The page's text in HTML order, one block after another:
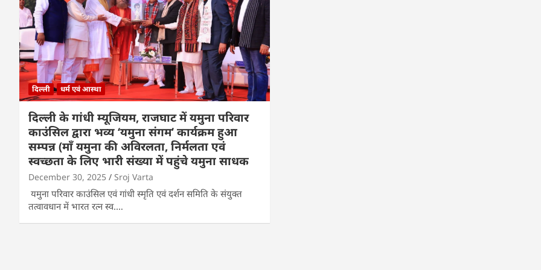
दिल्ली धर्म एवं आस्था
दिल्ली के गांधी म्यूजियम, राजघाट में यमुना परिवार
काउंसिल द्वारा भव्य ‘यमुना संगम’ कार्यक्रम हुआ
सम्पन्न (माँ यमुना की अविरलता, निर्मलता एवं
स्वच्छता के लिए भारी संख्या में पहुंचे यमुना साधक
December 30, 2025 Sroj Varta
यमुना परिवार काउंसिल एवं गांधी स्मृति एवं दर्शन समिति के संयुक्त
तत्वावधान में भारत रत्न स्व.…